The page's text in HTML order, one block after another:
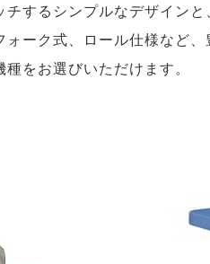
するシンプルなデザインと
ォーク式、ロール仕様など
をお選びいただけます。